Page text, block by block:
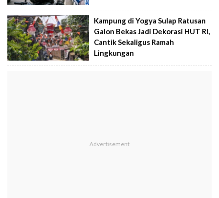
Kampung di Yogya Sulap Ratusan
Galon Bekas Jadi Dekorasi HUT RI,
Cantik Sekaligus Ramah
Lingkungan